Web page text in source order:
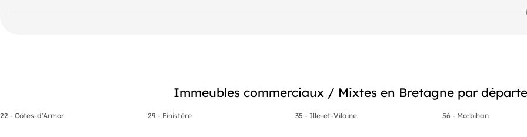
Immeubles commerciaux / Mixtes en Bretagne par
22 - Côtes-d'Armor 29 - Finistère 35 - Ille-et-Vilaine 56 - Morbihan